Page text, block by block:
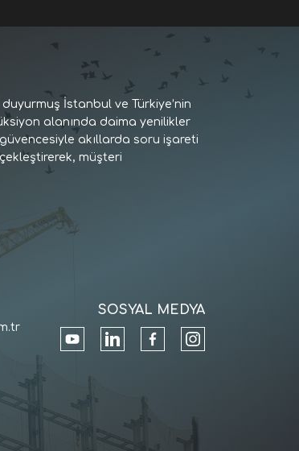
İstanbul ve Türkiye’nin
alanında daima yenilikler
akıllarda soru işareti
müşteri
SOSYAL MEDYA